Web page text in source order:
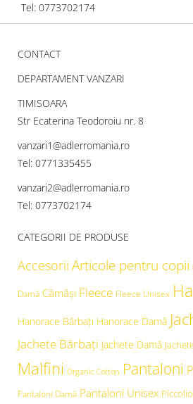
Tel: 0773702174
CONTACT
DEPARTAMENT VANZARI
TIMISOARA
Str Ecaterina Teodoroiu nr. 8
vanzari1@adlerromania.ro
Tel: 0771335455
vanzari2@adlerromania.ro
Tel: 0773702174
CATEGORII DE PRODUSE
Accesorii Articole pentru copii
Damă Cămăși Fleece Fleece Unisex
Hanorace Bărbați Hanorace Damă
Jachete Bărbați Jachete Damă
Malfini Organic Cotton Pantaloni
Pantaloni Damă Pantaloni Unisex Piccolio